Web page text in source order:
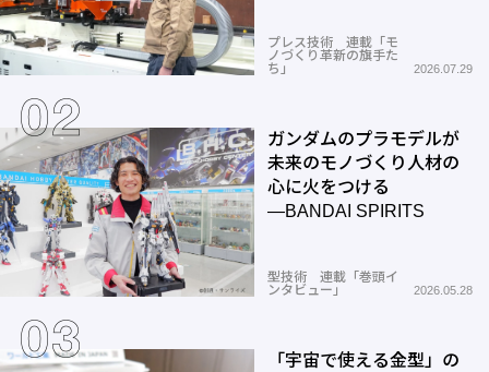
プレス技術 連載「モ
ノづくり革新の旗手た
ち」
2026.07.29
ガンダムのプラモデルが
未来のモノづくり人材の
心に火をつける
―BANDAI SPIRITS
型技術 連載「巻頭イ
ンタビュー」
2026.05.28
「宇宙で使える金型」の